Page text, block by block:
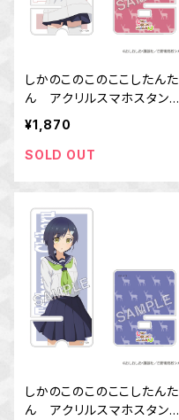
しかのこのこのここしたんた
ん アクリルスマホスタン
ド 猫山田 根子
¥1,870
SOLD OUT
しかのこのこのここしたんた
ん アクリルスマホスタン